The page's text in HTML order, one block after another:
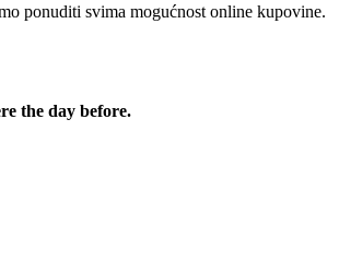
ponuditi svima mogućnost online kupovine.
the day before.